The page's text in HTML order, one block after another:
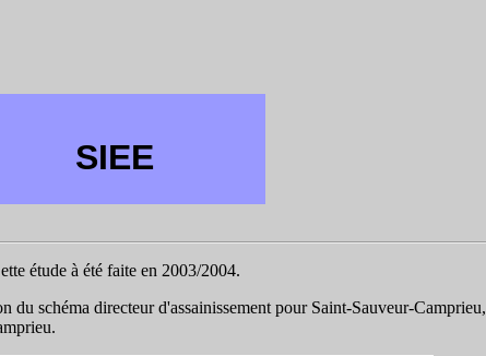
SIEE
étude à été faite en 2003/2004.
schéma directeur d'assainissement pour Saint-Sauveur-Camprieu,